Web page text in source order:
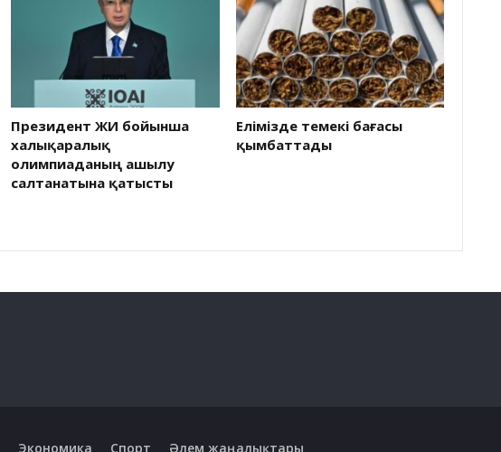
Президент ЖИ бойынша
халықаралық
олимпиаданың ашылу
салтанатына қатысты
Елімізде темекі бағасы
қымбаттады
Экономика Спорт Әлем жаңалықтары